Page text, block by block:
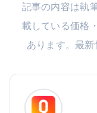
記事の内容は執
載している価格
あります。最新